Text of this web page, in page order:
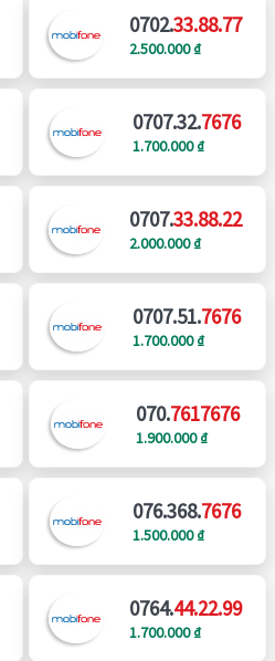
0702.33.88.77
2.500.000 ₫
0707.32.7676
1.700.000 ₫
0707.33.88.22
2.000.000 ₫
0707.51.7676
1.700.000 ₫
070.7617676
1.900.000 ₫
076.368.7676
1.500.000 ₫
0764.44.22.99
1.700.000 ₫